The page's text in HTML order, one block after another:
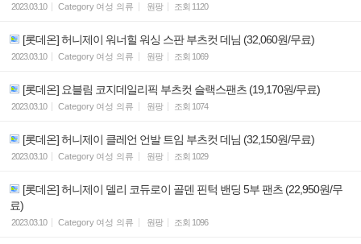
2023.03.10 Category 여성 의류 원팡 조회 1120
[롯데온] 허니제이 워너힐 워싱 스판 부츠컷 데님 (32,060원/무료)
2023.03.10 Category 여성 의류 원팡 조회 1069
[롯데온] 요블림 코지데일리픽 부츠컷 슬랙스팬츠 (19,170원/무료)
2023.03.10 Category 여성 의류 원팡 조회 1074
[롯데온] 허니제이 클레언 언발 트임 부츠컷 데님 (32,150원/무료)
2023.03.10 Category 여성 의류 원팡 조회 1029
[롯데온] 허니제이 델리 코듀로이 골덴 핀턱 밴딩 5부 팬츠 (22,950원/무
료)
2023.03.10 Category 여성 의류 원팡 조회 1096